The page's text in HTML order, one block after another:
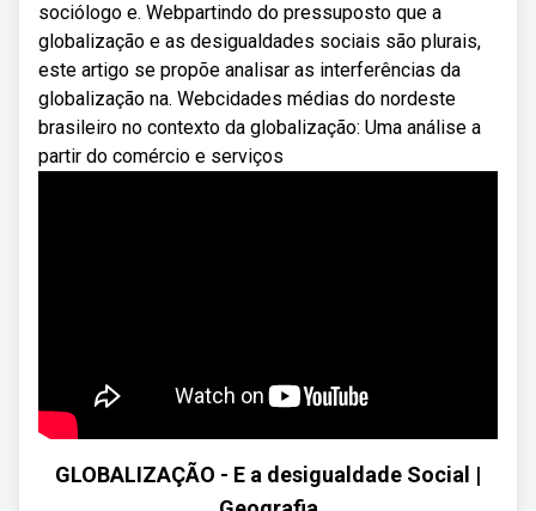
sociólogo e. Webpartindo do pressuposto que a
globalização e as desigualdades sociais são plurais,
este artigo se propõe analisar as interferências da
globalização na. Webcidades médias do nordeste
brasileiro no contexto da globalização: Uma análise a
partir do comércio e serviços
GLOBALIZAÇÃO - E a desigualdade Social |